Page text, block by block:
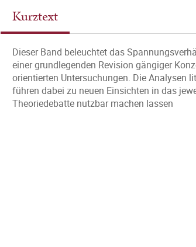
Kurztext
Dieser Band beleuchtet das
einer grundlegenden Revision gängiger
orientierten Untersuchungen. Die Analysen
führen dabei zu neuen Einsichten in das
Theoriedebatte nutzbar machen lassen